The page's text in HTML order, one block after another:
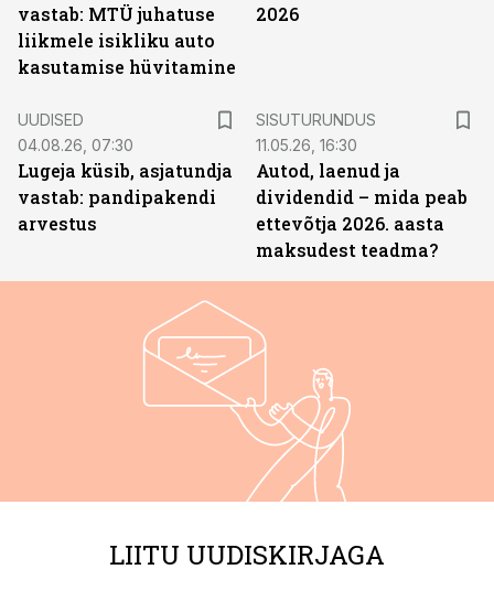
vastab: MTÜ juhatuse
liikmele isikliku auto
kasutamise hüvitamine
2026
UUDISED
04.08.26, 07:30
Lugeja küsib, asjatundja
vastab: pandipakendi
arvestus
SISUTURUNDUS
11.05.26, 16:30
Autod, laenud ja
dividendid – mida peab
ettevõtja 2026. aasta
maksudest teadma?
LIITU UUDISKIRJAGA